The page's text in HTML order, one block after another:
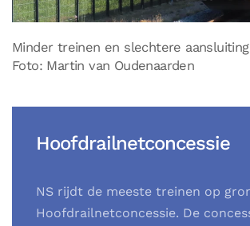
Minder treinen en slechtere
Foto: Martin van Oudenaarden
Hoofdrailnetconcessie
NS rijdt de meeste treinen op
Hoofdrailnetconcessie. De